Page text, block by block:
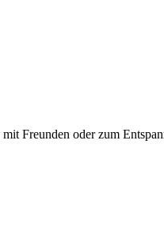
Freunden oder zum